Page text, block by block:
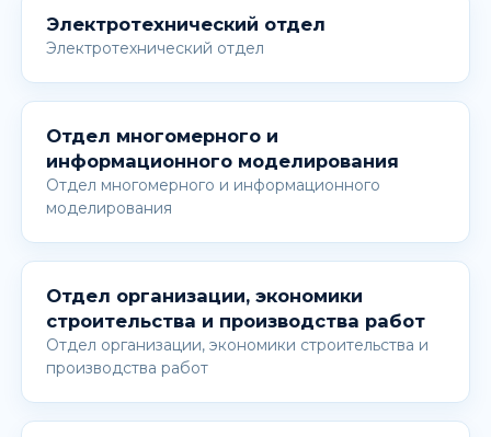
Электротехнический отдел
Электротехнический отдел
Отдел многомерного и
информационного моделирования
Отдел многомерного и информационного
моделирования
Отдел организации, экономики
строительства и производства работ
Отдел организации, экономики строительства и
производства работ